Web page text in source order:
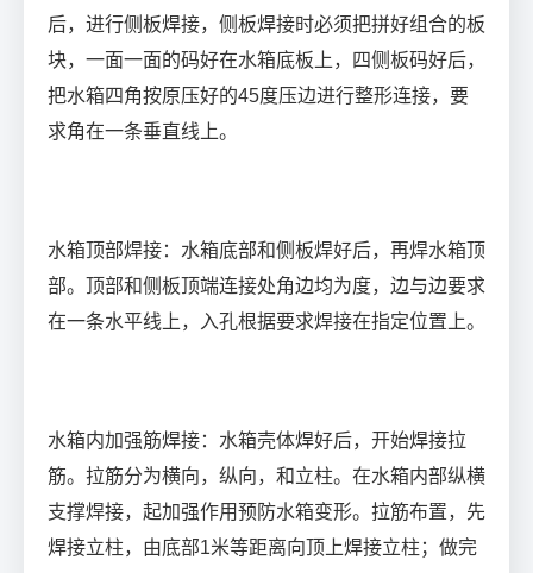
后，进行侧板焊接，侧板焊接时必须把拼好组合的板
块，一面一面的码好在水箱底板上，四侧板码好后，
把水箱四角按原压好的45度压边进行整形连接，要
求角在一条垂直线上。
水箱顶部焊接：水箱底部和侧板焊好后，再焊水箱顶
部。顶部和侧板顶端连接处角边均为度，边与边要求
在一条水平线上，入孔根据要求焊接在指定位置上。
水箱内加强筋焊接：水箱壳体焊好后，开始焊接拉
筋。拉筋分为横向，纵向，和立柱。在水箱内部纵横
支撑焊接，起加强作用预防水箱变形。拉筋布置，先
焊接立柱，由底部1米等距离向顶上焊接立柱；做完